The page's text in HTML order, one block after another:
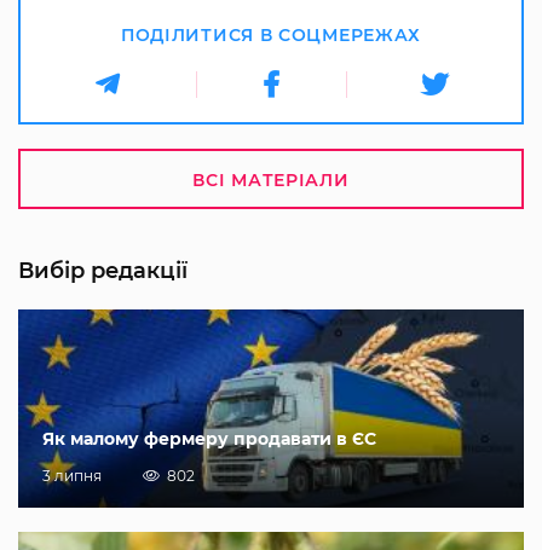
ПОДІЛИТИСЯ В СОЦМЕРЕЖАХ
ВСІ МАТЕРІАЛИ
Вибір редакції
Як малому фермеру продавати в ЄС
3 липня 802